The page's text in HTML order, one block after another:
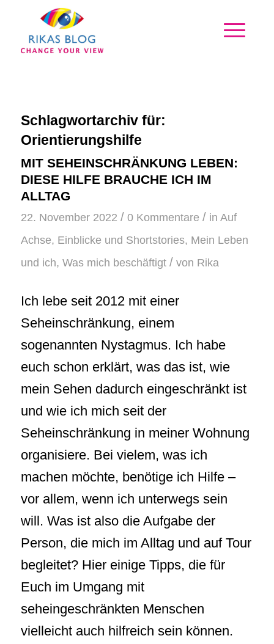
Schlagwortarchiv für:
Orientierungshilfe
MIT SEHEINSCHRÄNKUNG LEBEN:
DIESE HILFE BRAUCHE ICH IM
ALLTAG
22. November 2022 / 0 Kommentare / in Auf
Achse, Einblicke und Shortstories, Mein Leben
und ich, Was mich beschäftigt / von Rika
Ich lebe seit 2012 mit einer
Seheinschränkung, einem
sogenannten Nystagmus. Ich habe
euch schon erklärt, was das ist, wie
mein Sehen dadurch eingeschränkt ist
und wie ich mich seit der
Seheinschränkung in meiner Wohnung
organisiere. Bei vielem, was ich
machen möchte, benötige ich Hilfe –
vor allem, wenn ich unterwegs sein
will. Was ist also die Aufgabe der
Person, die mich im Alltag und auf Tour
begleitet? Hier einige Tipps, die für
Euch im Umgang mit
seheingeschränkten Menschen
vielleicht auch hilfreich sein können.